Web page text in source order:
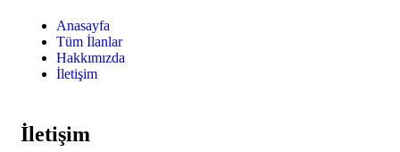
Anasayfa
Tüm İlanlar
Hakkımızda
İletişim
İletişim